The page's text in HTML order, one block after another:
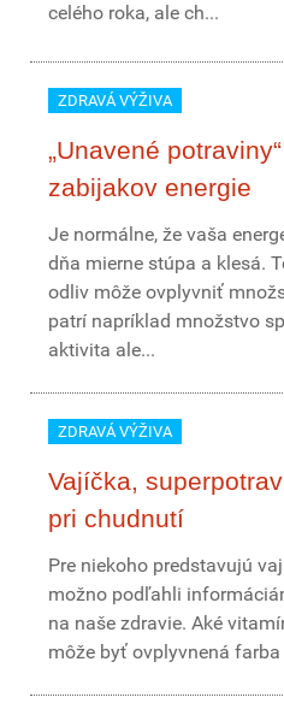
celého roka, ale ch...
ZDRAVÁ VÝŽIVA
„Unavené
zabijakov energie
Je normálne, že vaša
dňa mierne stúpa a klesá.
odliv môže ovplyvniť
patrí napríklad množstvo
aktivita ale...
ZDRAVÁ VÝŽIVA
Vajíčka,
pri chudnutí
Pre niekoho predstavujú
možno podľahli
na naše zdravie. Aké
môže byť ovplyvnená